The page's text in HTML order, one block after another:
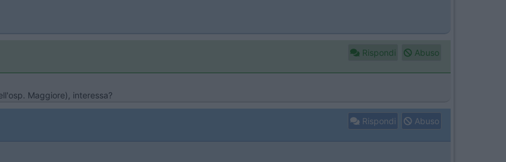
Rispondi Abuso
Maggiore), interessa?
Rispondi Abuso